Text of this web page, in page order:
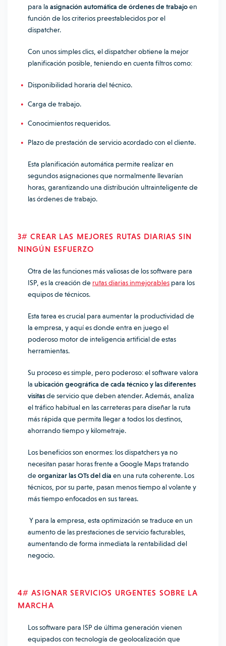
para la asignación automática de órdenes de trabajoen
función de los criterios preestablecidos por el
dispatcher.
Con unos simples clics, el dispatcher obtiene la mejor
planificación posible, teniendo en cuenta filtros como:
Disponibilidad horaria del técnico.
Carga de trabajo.
Conocimientos requeridos.
Plazo de prestación de servicio acordado con el cliente.
Esta planificación automática permite realizar en
segundos asignaciones que normalmente llevarían
horas, garantizando una distribución ultrainteligente de
las órdenes de trabajo.
3# CREAR LAS MEJORES RUTAS DIARIAS SIN
NINGÚN ESFUERZO
Otra de las funciones más valiosas de los software para
ISP, es la creación de rutas diarias inmejorables para los
equipos de técnicos.
Esta tarea es crucial para aumentar la productividad de
la empresa, y aquí es donde entra en juego el
poderoso motor de inteligencia artificial de estas
herramientas.
Su proceso es simple, pero poderoso: el software valora
la ubicación geográfica de cada técnico y las diferentes
visitasde servicio que deben atender. Además, analiza
el tráfico habitual en las carreteras para diseñar la ruta
más rápida que permita llegar a todos los destinos,
ahorrando tiempo y kilometraje.
Los beneficios son enormes: los dispatchers ya no
necesitan pasar horas frente a Google Maps tratando
deorganizar las OTs del día en una ruta coherente. Los
técnicos, por su parte, pasan menos tiempo al volante y
más tiempo enfocados en sus tareas.
Y para la empresa, esta optimización se traduce en un
aumento de las prestaciones de servicio facturables,
aumentando de forma inmediata la rentabilidad del
negocio.
4# ASIGNAR SERVICIOS URGENTES SOBRE LA
MARCHA
Los software para ISP de última generación vienen
equipados con tecnología de geolocalización que